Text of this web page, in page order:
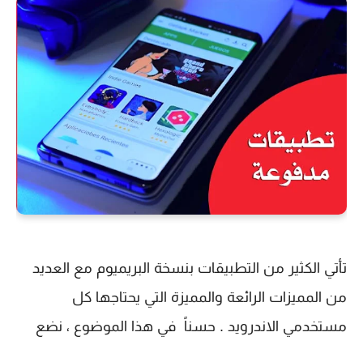
تأتي الكثير من التطبيقات بنسخة البريميوم مع العديد
من المميزات الرائعة والمميزة التي يحتاجها كل
مستخدمي الاندرويد . حسناً في هذا الموضوع ، نضع